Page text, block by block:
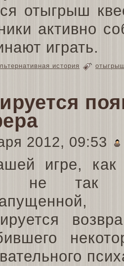
отыгрыш
активно
играть.
история
2012, 09:53
игре, как
не так